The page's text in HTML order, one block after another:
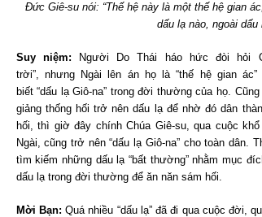
Đức Giê-su nói: “Thế hệ này là một thế hệ gian
dấu lạ nào, ngoài dấu
Suy niệm:
Người Do Thái háo hức đòi hỏi
trời”, nhưng Ngài lên án họ là “thế hệ gian
biết “dấu lạ Giô-na” trong đời thường của họ.
giảng thống hối trở nên dấu lạ để nhờ đó dân
hối, thì giờ đây chính Chúa Giê-su, qua cuộc
Ngài, cũng trở nên “dấu lạ Giô-na” cho toàn dân.
tìm kiếm những dấu lạ “bất thường” nhằm mục
dấu lạ trong đời thường để ăn năn sám hối.
Mời Bạn:Quá nhiều “dấu lạ” đã đi qua cuộc đời,